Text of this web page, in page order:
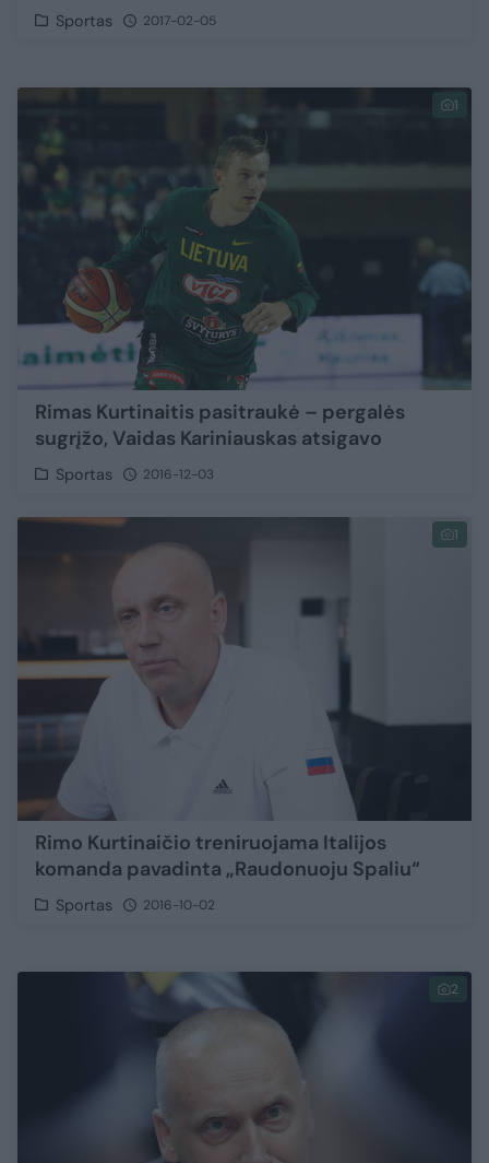
Sportas 2017-02-05
1
Rimas Kurtinaitis pasitraukė – pergalės
sugrįžo, Vaidas Kariniauskas atsigavo
Sportas 2016-12-03
1
Rimo Kurtinaičio treniruojama Italijos
komanda pavadinta „Raudonuoju Spaliu“
Sportas 2016-10-02
2